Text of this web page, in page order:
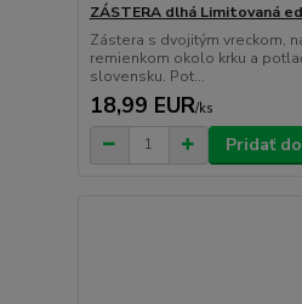
ZÁSTERA dlhá Limitovaná
Zástera s dvojitým vreckom,
remienkom okolo krku a
slovensku. Pot...
18,99 EUR/ks
Pridať